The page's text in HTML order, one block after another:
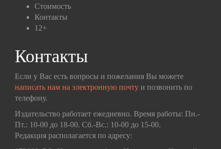
Стоимость
Контакты
12+
Контакты
Если у Вас есть вопросы и пожелания Вы можете
написать нам на электронную почту и позвонить по
телефону.
Издательство работает ежедневно. Время работы: Пн.-
Пт.: 10-00 до 18-00. Сб.-Вс.: 10-00 до 15-00.
Редакция располагается по адресу: